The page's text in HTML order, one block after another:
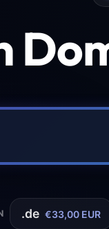
.de €33,00 EUR